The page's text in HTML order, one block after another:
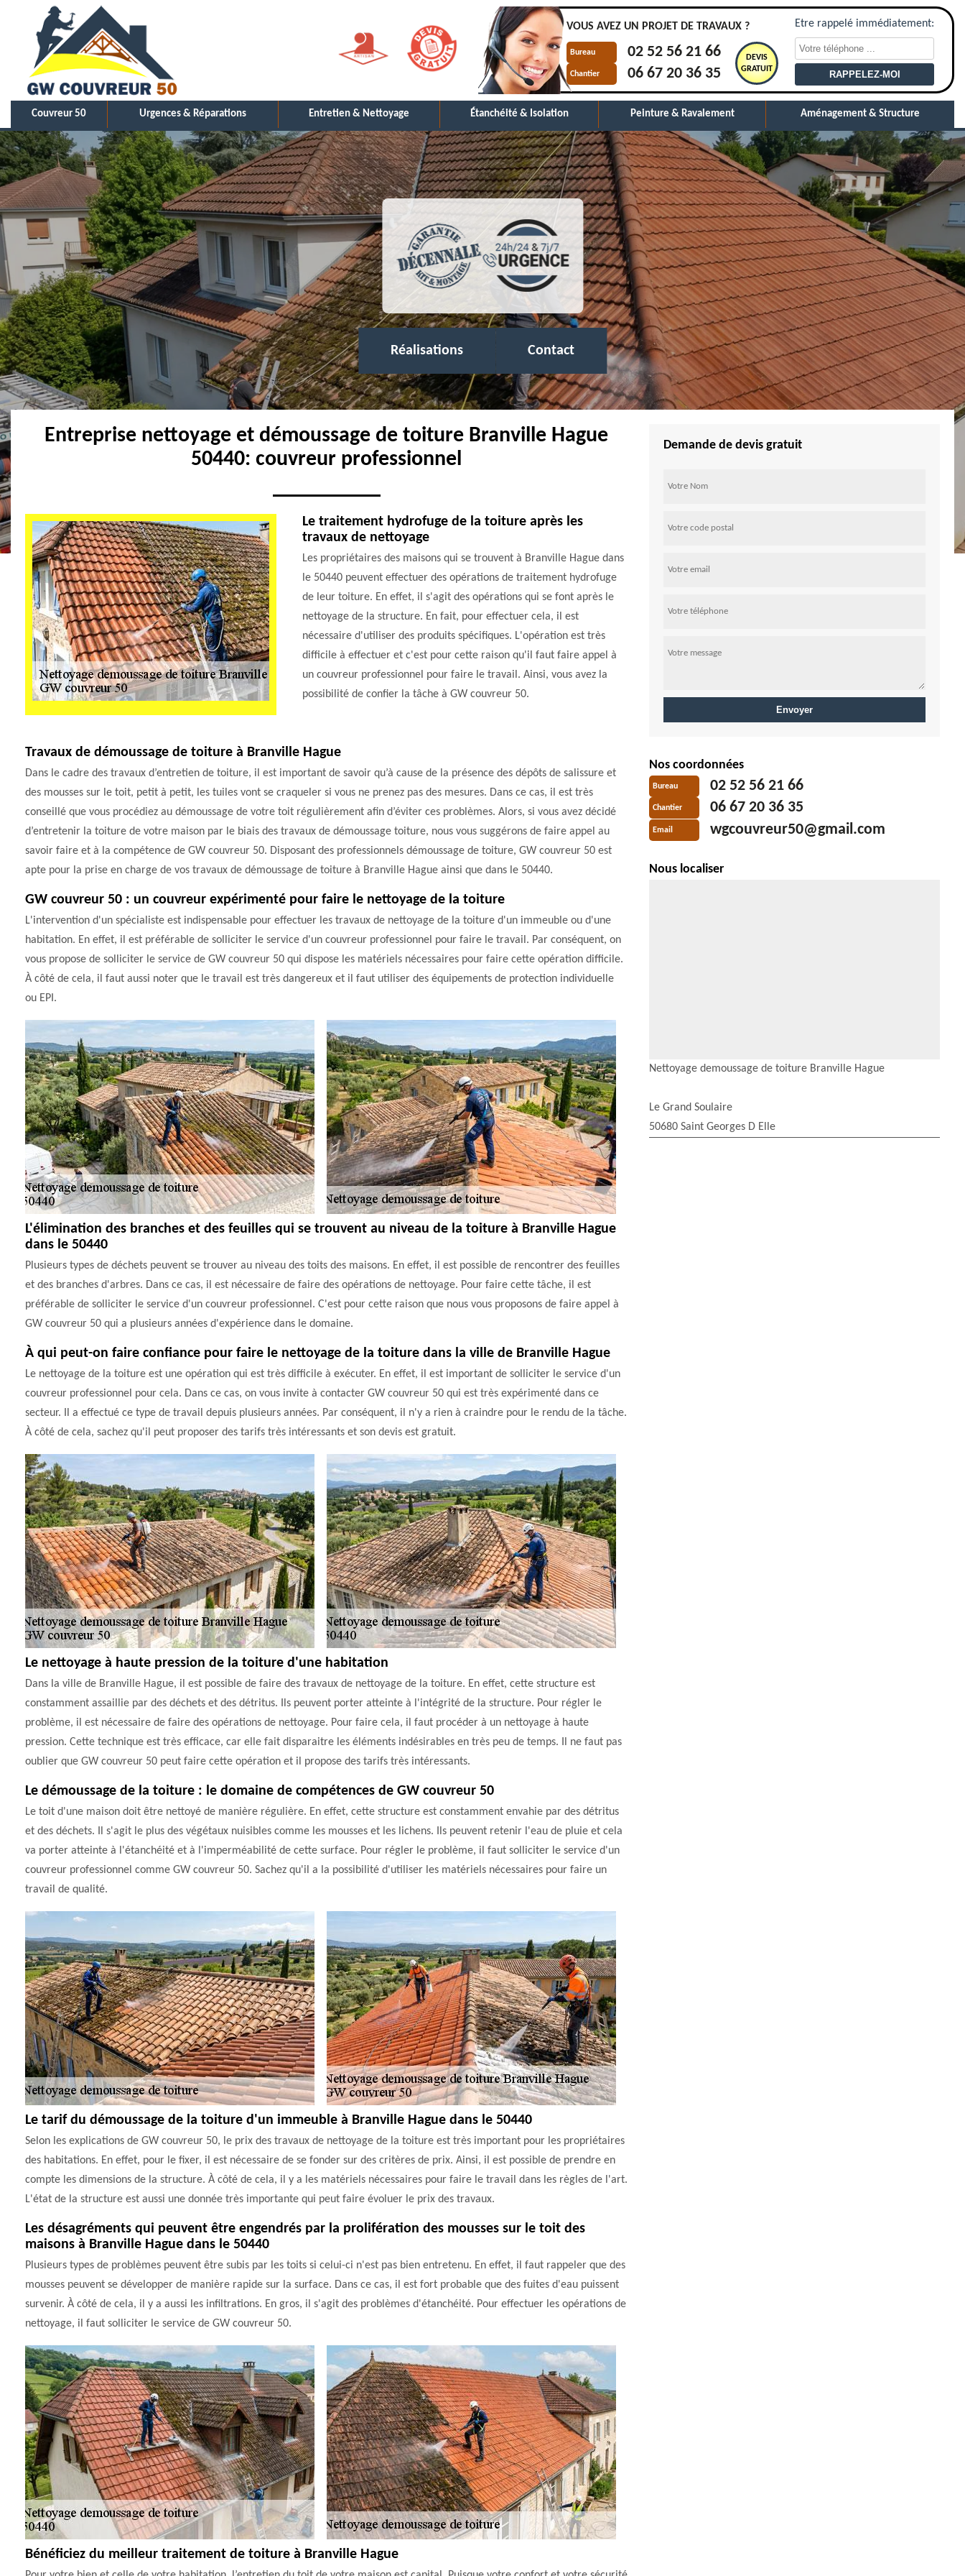
VOUS AVEZ UN PROJET DE TRAVAUX ?
Bureau 02 52 56 21 66
Chantier 06 67 20 36 35
DEVIS
GRATUIT
Etre rappelé immédiatement:
Couvreur 50 Urgences & Réparations Entretien & Nettoyage Étanchéité & Isolation Peinture & Ravalement Aménagement & Structure
Réalisations Contact
Entreprise nettoyage et démoussage de toiture Branville Hague
50440: couvreur professionnel
Le traitement hydrofuge de la toiture après les
travaux de nettoyage
Les propriétaires des maisons qui se trouvent à Branville Hague dans
le 50440 peuvent effectuer des opérations de traitement hydrofuge
de leur toiture. En effet, il s'agit des opérations qui se font après le
nettoyage de la structure. En fait, pour effectuer cela, il est
nécessaire d'utiliser des produits spécifiques. L'opération est très
difficile à effectuer et c'est pour cette raison qu'il faut faire appel à
un couvreur professionnel pour faire le travail. Ainsi, vous avez la
possibilité de confier la tâche à GW couvreur 50.
Travaux de démoussage de toiture à Branville Hague
Dans le cadre des travaux d’entretien de toiture, il est important de savoir qu’à cause de la présence des dépôts de salissure et
des mousses sur le toit, petit à petit, les tuiles vont se craqueler si vous ne prenez pas des mesures. Dans ce cas, il est très
conseillé que vous procédiez au démoussage de votre toit régulièrement afin d’éviter ces problèmes. Alors, si vous avez décidé
d’entretenir la toiture de votre maison par le biais des travaux de démoussage toiture, nous vous suggérons de faire appel au
savoir faire et à la compétence de GW couvreur 50. Disposant des professionnels démoussage de toiture, GW couvreur 50 est
apte pour la prise en charge de vos travaux de démoussage de toiture à Branville Hague ainsi que dans le 50440.
GW couvreur 50 : un couvreur expérimenté pour faire le nettoyage de la toiture
L'intervention d'un spécialiste est indispensable pour effectuer les travaux de nettoyage de la toiture d'un immeuble ou d'une
habitation. En effet, il est préférable de solliciter le service d'un couvreur professionnel pour faire le travail. Par conséquent, on
vous propose de solliciter le service de GW couvreur 50 qui dispose les matériels nécessaires pour faire cette opération difficile.
À côté de cela, il faut aussi noter que le travail est très dangereux et il faut utiliser des équipements de protection individuelle
ou EPI.
L'élimination des branches et des feuilles qui se trouvent au niveau de la toiture à Branville Hague
dans le 50440
Plusieurs types de déchets peuvent se trouver au niveau des toits des maisons. En effet, il est possible de rencontrer des feuilles
et des branches d'arbres. Dans ce cas, il est nécessaire de faire des opérations de nettoyage. Pour faire cette tâche, il est
préférable de solliciter le service d'un couvreur professionnel. C'est pour cette raison que nous vous proposons de faire appel à
GW couvreur 50 qui a plusieurs années d'expérience dans le domaine.
À qui peut-on faire confiance pour faire le nettoyage de la toiture dans la ville de Branville Hague
Le nettoyage de la toiture est une opération qui est très difficile à exécuter. En effet, il est important de solliciter le service d'un
couvreur professionnel pour cela. Dans ce cas, on vous invite à contacter GW couvreur 50 qui est très expérimenté dans ce
secteur. Il a effectué ce type de travail depuis plusieurs années. Par conséquent, il n'y a rien à craindre pour le rendu de la tâche.
À côté de cela, sachez qu'il peut proposer des tarifs très intéressants et son devis est gratuit.
Le nettoyage à haute pression de la toiture d'une habitation
Dans la ville de Branville Hague, il est possible de faire des travaux de nettoyage de la toiture. En effet, cette structure est
constamment assaillie par des déchets et des détritus. Ils peuvent porter atteinte à l'intégrité de la structure. Pour régler le
problème, il est nécessaire de faire des opérations de nettoyage. Pour faire cela, il faut procéder à un nettoyage à haute
pression. Cette technique est très efficace, car elle fait disparaitre les éléments indésirables en très peu de temps. Il ne faut pas
oublier que GW couvreur 50 peut faire cette opération et il propose des tarifs très intéressants.
Le démoussage de la toiture : le domaine de compétences de GW couvreur 50
Le toit d'une maison doit être nettoyé de manière régulière. En effet, cette structure est constamment envahie par des détritus
et des déchets. Il s'agit le plus des végétaux nuisibles comme les mousses et les lichens. Ils peuvent retenir l'eau de pluie et cela
va porter atteinte à l'étanchéité et à l'imperméabilité de cette surface. Pour régler le problème, il faut solliciter le service d'un
couvreur professionnel comme GW couvreur 50. Sachez qu'il a la possibilité d'utiliser les matériels nécessaires pour faire un
travail de qualité.
Le tarif du démoussage de la toiture d'un immeuble à Branville Hague dans le 50440
Selon les explications de GW couvreur 50, le prix des travaux de nettoyage de la toiture est très important pour les propriétaires
des habitations. En effet, pour le fixer, il est nécessaire de se fonder sur des critères de prix. Ainsi, il est possible de prendre en
compte les dimensions de la structure. À côté de cela, il y a les matériels nécessaires pour faire le travail dans les règles de l'art.
L'état de la structure est aussi une donnée très importante qui peut faire évoluer le prix des travaux.
Les désagréments qui peuvent être engendrés par la prolifération des mousses sur le toit des
maisons à Branville Hague dans le 50440
Plusieurs types de problèmes peuvent être subis par les toits si celui-ci n'est pas bien entretenu. En effet, il faut rappeler que des
mousses peuvent se développer de manière rapide sur la surface. Dans ce cas, il est fort probable que des fuites d'eau puissent
survenir. À côté de cela, il y a aussi les infiltrations. En gros, il s'agit des problèmes d'étanchéité. Pour effectuer les opérations de
nettoyage, il faut solliciter le service de GW couvreur 50.
Bénéficiez du meilleur traitement de toiture à Branville Hague
Demande de devis gratuit
Nos coordonnées
Bureau 02 52 56 21 66
Chantier 06 67 20 36 35
Email wgcouvreur50@gmail.com
Nous localiser
Nettoyage demoussage de toiture Branville Hague
Le Grand Soulaire
50680 Saint Georges D Elle